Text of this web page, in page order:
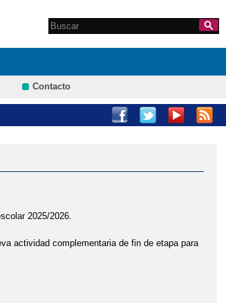
Formulario de
Search this site
Contacto
2025/2026.
actividad complementaria de fin de etapa para